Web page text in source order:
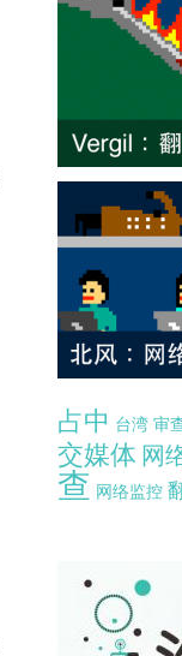
占中 台湾 审
交媒体 网
查 网络监控
pao-pao-